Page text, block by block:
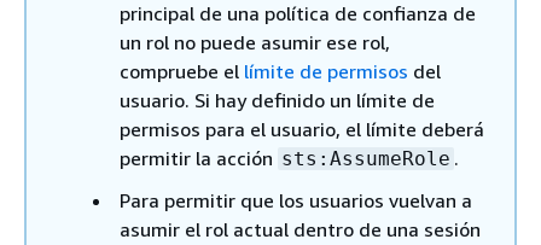
principal de una política de confianza de
un rol no puede asumir ese rol,
compruebe el límite de permisos del
usuario. Si hay definido un límite de
permisos para el usuario, el límite deberá
permitir la acción sts:AssumeRole .
Para permitir que los usuarios vuelvan a
asumir el rol actual dentro de una sesión